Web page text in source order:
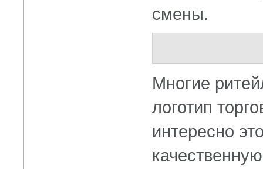
смены.
Многие
логотип
интересно